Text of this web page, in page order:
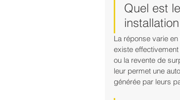
Quel est
La réponse varie
existe
ou la revente de
leur permet une
générée par leurs